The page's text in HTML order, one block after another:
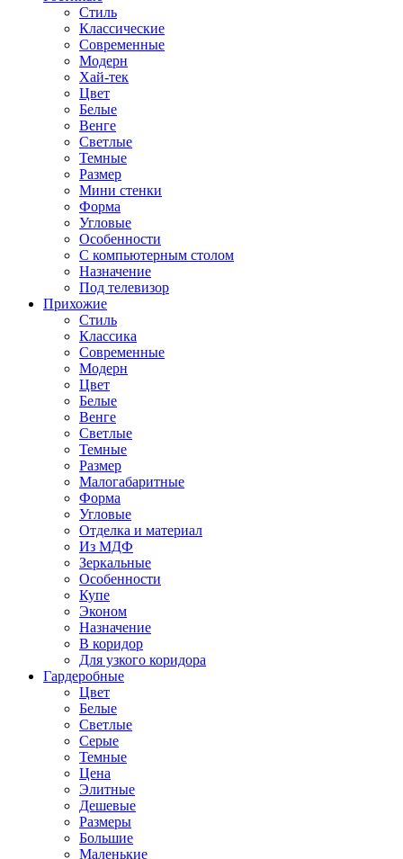
Стиль
Классические
Современные
Модерн
Хай-тек
Цвет
Белые
Венге
Светлые
Темные
Размер
Мини стенки
Форма
Угловые
Особенности
С компьютерным столом
Назначение
Под телевизор
Прихожие
Стиль
Классика
Современные
Модерн
Цвет
Белые
Венге
Светлые
Темные
Размер
Малогабаритные
Форма
Угловые
Отделка и материал
Из МДФ
Зеркальные
Особенности
Купе
Эконом
Назначение
В коридор
Для узкого коридора
Гардеробные
Цвет
Белые
Светлые
Серые
Темные
Цена
Элитные
Дешевые
Размеры
Большие
Маленькие